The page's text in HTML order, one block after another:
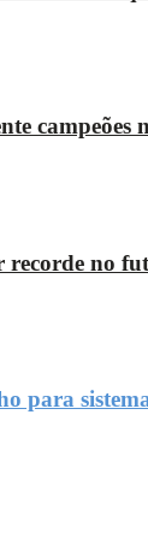
campeões
no
para